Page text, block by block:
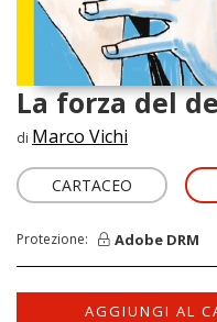
La forza del
di Marco Vichi
CARTACEO
Protezione: Adobe DRM
AGGIUNGI AL